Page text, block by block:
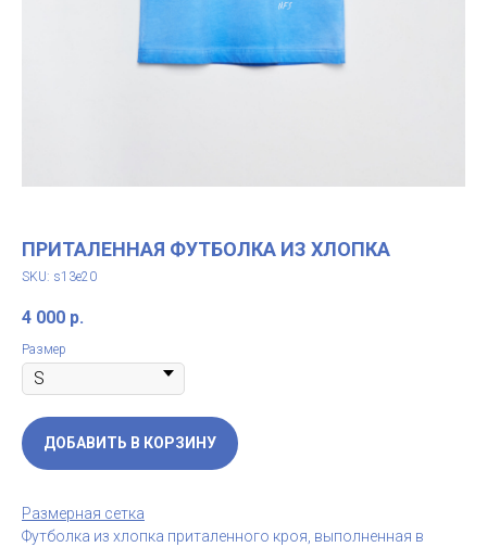
ПРИТАЛЕННАЯ ФУТБОЛКА ИЗ ХЛОПКА
SKU: s13e20
4 000 р.
Размер
ДОБАВИТЬ В КОРЗИНУ
Размерная сетка
Футболка из хлопка приталенного кроя, выполненная в